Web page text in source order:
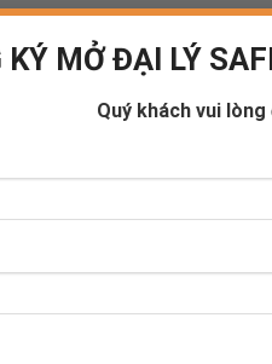
MỞ ĐẠI LÝ
Quý khách vui
about new